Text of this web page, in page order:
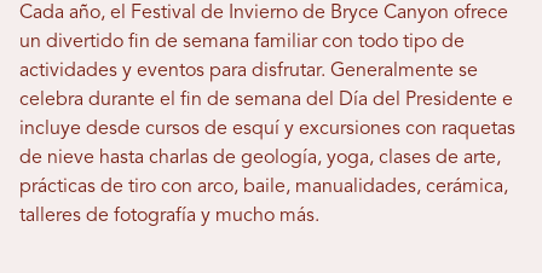
Cada año, el Festival de Invierno de Bryce Canyon ofrece
un divertido fin de semana familiar con todo tipo de
actividades y eventos para disfrutar. Generalmente se
celebra durante el fin de semana del Día del Presidente e
incluye desde cursos de esquí y excursiones con raquetas
de nieve hasta charlas de geología, yoga, clases de arte,
prácticas de tiro con arco, baile, manualidades, cerámica,
talleres de fotografía y mucho más.